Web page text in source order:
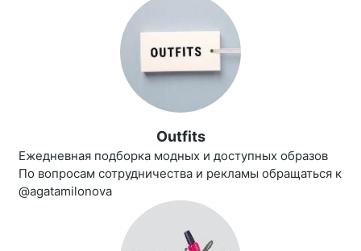
Outfits
Ежедневная подборка модных и доступных образов
По вопросам сотрудничества и рекламы обращаться к
@agatamilonova